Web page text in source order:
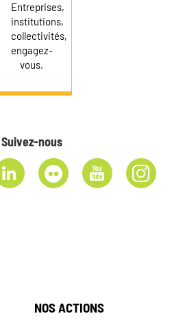
Entreprises,
institutions,
collectivités,
engagez-
vous.
Suivez-nous
NOS ACTIONS